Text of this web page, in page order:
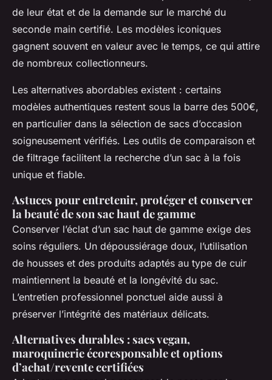
de leur état et de la demande sur le marché du
seconde main certifié. Les modèles iconiques
gagnent souvent en valeur avec le temps, ce qui attire
de nombreux collectionneurs.
Les alternatives abordables existent : certains
modèles authentiques restent sous la barre des 500€,
en particulier dans la sélection de sacs d’occasion
soigneusement vérifiés. Les outils de comparaison et
de filtrage facilitent la recherche d’un sac à la fois
unique et fiable.
Astuces pour entretenir, protéger et conserver
la beauté de son sac haut de gamme
Conserver l’éclat d’un sac haut de gamme exige des
soins réguliers. Un dépoussiérage doux, l’utilisation
de housses et des produits adaptés au type de cuir
maintiennent la beauté et la longévité du sac.
L’entretien professionnel ponctuel aide aussi à
préserver l’intégrité des matériaux délicats.
Alternatives durables : sacs vegan,
maroquinerie écoresponsable et options
d’achat/revente certifiées